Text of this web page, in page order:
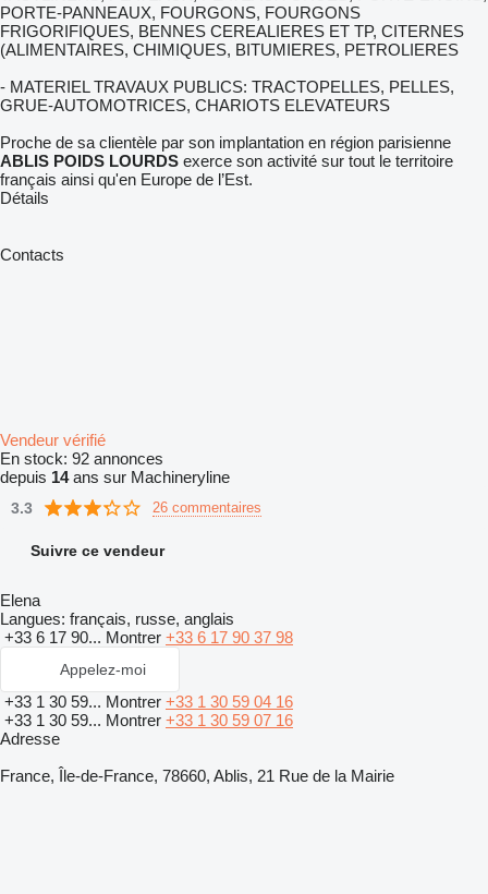
PORTE-PANNEAUX, FOURGONS, FOURGONS
FRIGORIFIQUES, BENNES CEREALIERES ET TP, CITERNES
(ALIMENTAIRES, CHIMIQUES, BITUMIERES, PETROLIERES
- MATERIEL TRAVAUX PUBLICS: TRACTOPELLES, PELLES,
GRUE-AUTOMOTRICES, CHARIOTS ELEVATEURS
Proche de sa clientèle par son implantation en région parisienne
ABLIS POIDS LOURDS exerce son activité sur tout le territoire
français ainsi qu'en Europe de l’Est.
Détails
Contacts
Vendeur vérifié
En stock: 92 annonces
depuis 14ans sur Machineryline
3.3 26 commentaires
Suivre ce vendeur
Elena
Langues: français, russe, anglais
+33 6 17 90... Montrer +33 6 17 90 37 98
Appelez-moi
+33 1 30 59... Montrer +33 1 30 59 04 16
+33 1 30 59... Montrer +33 1 30 59 07 16
Adresse
France, Île-de-France, 78660, Ablis, 21 Rue de la Mairie